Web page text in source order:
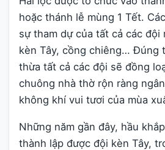
hoặc thánh lễ mùng 1 Tết.
sự tham dự của tất cả các đội
kèn Tây, cồng chiêng… Đúng
thừa tất cả các đội sẽ đồng
chuông nhà thờ rộn ràng
không khí vui tươi của mùa
Những năm gần đây, hầu
thành lập được đội kèn Tây,